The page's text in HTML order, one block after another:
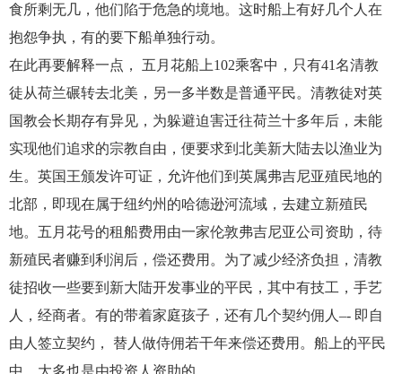
食所剩无几，他们陷于危急的境地。这时船上有好几个人在
抱怨争执，有的要下船单独行动。
在此再要解释一点， 五月花船上102乘客中，只有41名清教
徒从荷兰碾转去北美，另一多半数是普通平民。清教徒对英
国教会长期存有异见，为躲避迫害迁往荷兰十多年后，未能
实现他们追求的宗教自由，便要求到北美新大陆去以渔业为
生。英国王颁发许可证，允许他们到英属弗吉尼亚殖民地的
北部，即现在属于纽约州的哈德逊河流域，去建立新殖民
地。五月花号的租船费用由一家伦敦弗吉尼亚公司资助，待
新殖民者赚到利润后，偿还费用。为了减少经济负担，清教
徒招收一些要到新大陆开发事业的平民，其中有技工，手艺
人，经商者。有的带着家庭孩子，还有几个契约佣人–- 即自
由人签立契约， 替人做侍佣若干年来偿还费用。船上的平民
中，大多也是由投资人资助的。